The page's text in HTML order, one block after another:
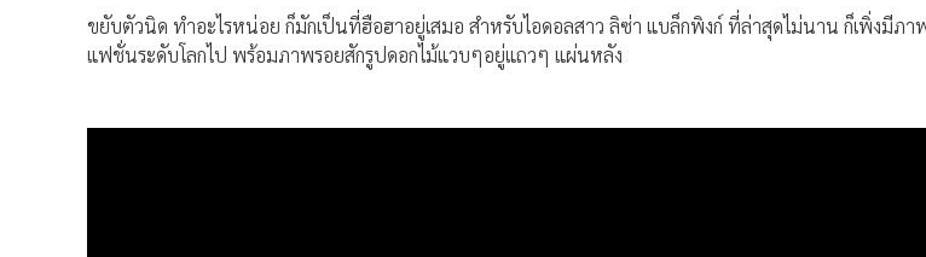
ขยับตัวนิด ทำอะไรหน่อย ก็มักเป็นที่ฮือฮาอยู่เสมอ สำหรับไอดอลสาว ลิซ่า แบล็กพิงก์ ที่ล่าสุดไม่นาน ก็เพิ่งมีภ
แฟชั่นระดับโลกไป พร้อมภาพรอยสักรูปดอกไม้แวบๆอยู่แถวๆ แผ่นหลัง